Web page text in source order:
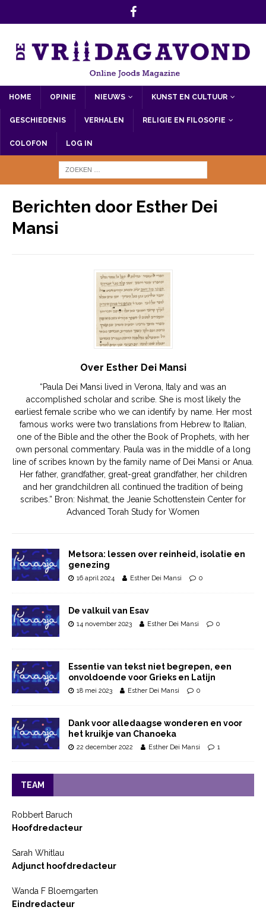
HOME OPINIE NIEUWS KUNST EN CULTUUR
GESCHIEDENIS VERHALEN RELIGIE EN FILOSOFIE
COLOFON LOG IN
Berichten door Esther Dei
Mansi
Over Esther Dei Mansi
“Paula Dei Mansi lived in Verona, Italy and was an
accomplished scholar and scribe. She is most likely the
earliest female scribe who we can identify by name. Her most
famous works were two translations from Hebrew to Italian,
one of the Bible and the other the Book of Prophets, with her
own personal commentary. Paula was in the middle of a long
line of scribes known by the family name of Dei Mansi or Anua.
Her father, grandfather, great-great grandfather, her children
and her grandchildren all continued the tradition of being
scribes.” Bron: Nishmat, the Jeanie Schottenstein Center for
Advanced Torah Study for Women
Metsora: lessen over reinheid, isolatie en
genezing
16 april 2024 Esther Dei Mansi 0
De valkuil van Esav
14 november 2023 Esther Dei Mansi 0
Essentie van tekst niet begrepen, een
onvoldoende voor Grieks en Latijn
18 mei 2023 Esther Dei Mansi 0
Dank voor alledaagse wonderen en voor
het kruikje van Chanoeka
22 december 2022 Esther Dei Mansi 1
TEAM
Robbert Baruch
Hoofdredacteur
Sarah Whitlau
Adjunct hoofdredacteur
Wanda F Bloemgarten
Eindredacteur